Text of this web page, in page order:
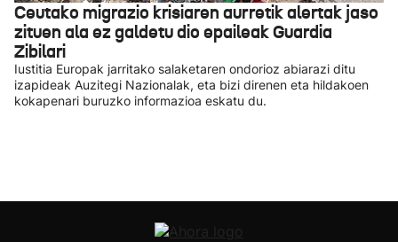
Ceutako migrazio krisiaren aurretik alertak jaso
zituen ala ez galdetu dio epaileak Guardia
Zibilari
Iustitia Europak jarritako salaketaren ondorioz abiarazi ditu
izapideak Auzitegi Nazionalak, eta bizi direnen eta hildakoen
kokapenari buruzko informazioa eskatu du.